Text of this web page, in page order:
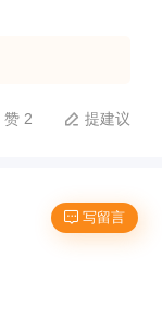
赞 2  提建议
 写留言